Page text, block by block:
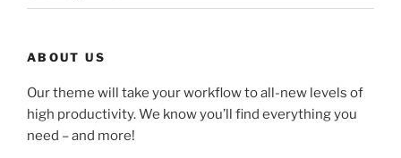
ABOUT US
Our theme will take your workflow to all-new levels of
high productivity. We know you’ll find everything you
need – and more!